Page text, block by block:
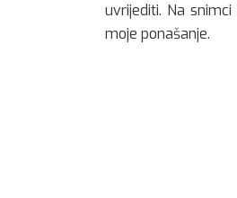
uvrijediti. Na
moje ponašanje.